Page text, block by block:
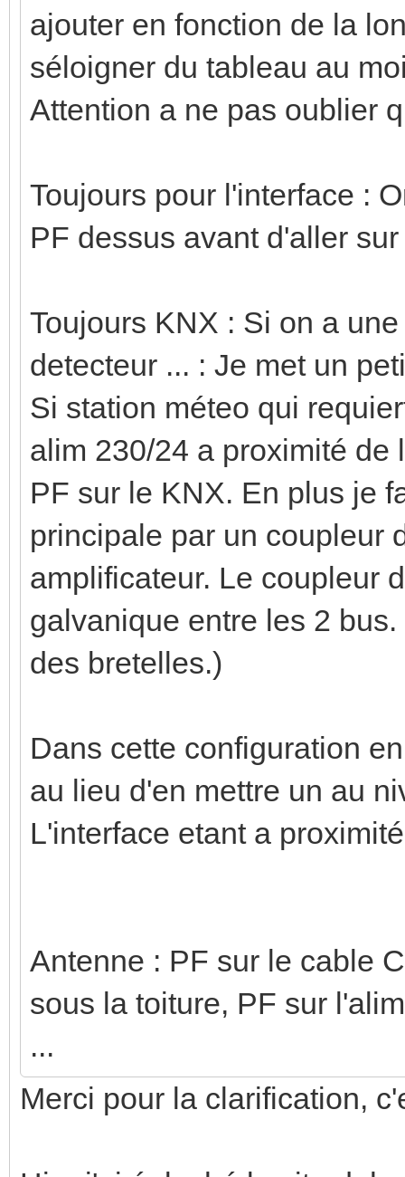
ajouter en fonction de la
séloigner du tableau au
Attention a ne pas oublier
Toujours pour l'interface :
PF dessus avant d'aller
Toujours KNX : Si on a
detecteur ... : Je met un
Si station méteo qui
alim 230/24 a proximité de
PF sur le KNX. En plus je
principale par un coupleur
amplificateur. Le coupleur
galvanique entre les 2
des bretelles.)
Dans cette configuration
au lieu d'en mettre un au
L'interface etant a
Antenne : PF sur le cable
sous la toiture, PF sur
...
Merci pour la clarification,